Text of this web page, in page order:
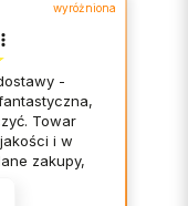
wyróżniona
-
Towar
i w
zakupy,